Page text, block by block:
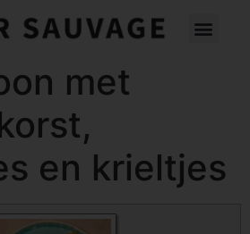
met
en krieltjes